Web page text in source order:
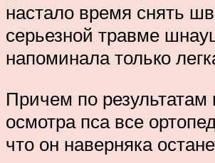
настало время снять
серьезной травме
напоминала только
Причем по результатам
осмотра пса все
что он наверняка